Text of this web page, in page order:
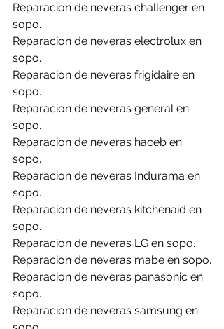
Reparacion de neveras challenger en
sopo.
Reparacion de neveras electrolux en
sopo.
Reparacion de neveras frigidaire en
sopo.
Reparacion de neveras general en
sopo.
Reparacion de neveras haceb en
sopo.
Reparacion de neveras Indurama en
sopo.
Reparacion de neveras kitchenaid en
sopo.
Reparacion de neveras LG en sopo.
Reparacion de neveras mabe en sopo.
Reparacion de neveras panasonic en
sopo.
Reparacion de neveras samsung en